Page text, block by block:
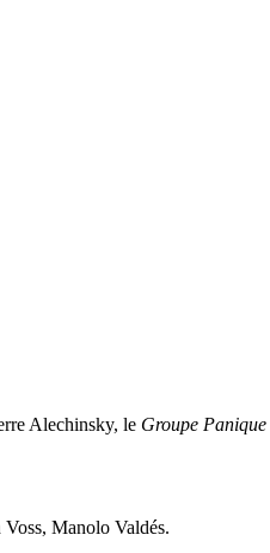
Alechinsky, le Groupe Panique
Manolo Valdés.